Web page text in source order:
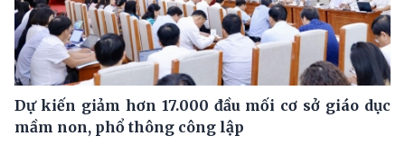
Dự kiến giảm hơn 17.000 đầu mối cơ sở giáo dục
mầm non, phổ thông công lập